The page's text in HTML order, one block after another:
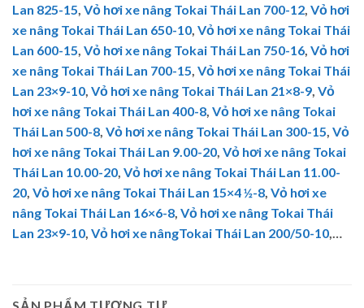
Lan 825-15, Vỏ hơi xe nâng Tokai Thái Lan 700-12, Vỏ hơi
xe nâng Tokai Thái Lan 650-10, Vỏ hơi xe nâng Tokai Thái
Lan 600-15, Vỏ hơi xe nâng Tokai Thái Lan 750-16, Vỏ hơi
xe nâng Tokai Thái Lan 700-15, Vỏ hơi xe nâng Tokai Thái
Lan 23×9-10, Vỏ hơi xe nâng Tokai Thái Lan 21×8-9, Vỏ
hơi xe nâng Tokai Thái Lan 400-8, Vỏ hơi xe nâng Tokai
Thái Lan 500-8, Vỏ hơi xe nâng Tokai Thái Lan 300-15, Vỏ
hơi xe nâng Tokai Thái Lan 9.00-20, Vỏ hơi xe nâng Tokai
Thái Lan 10.00-20, Vỏ hơi xe nâng Tokai Thái Lan 11.00-
20, Vỏ hơi xe nâng Tokai Thái Lan 15×4 ½-8, Vỏ hơi xe
nâng Tokai Thái Lan 16×6-8, Vỏ hơi xe nâng Tokai Thái
Lan 23×9-10, Vỏ hơi xe nângTokai Thái Lan 200/50-10,…